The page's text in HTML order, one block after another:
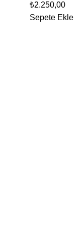
₺2.250,00
Sepete Ekle